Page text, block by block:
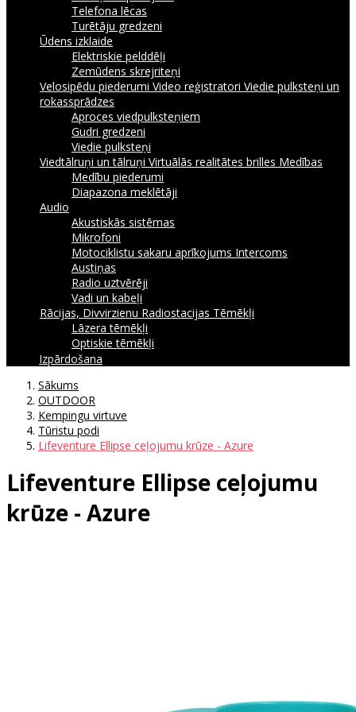
Telefona lēcas
Turētāju gredzeni
Ūdens izklaide
Elektriskie pelddēļi
Zemūdens skrejriteņi
Velosipēdu piederumi Video reģistratori Viedie pulksteņi un
rokassprādzes
Aproces viedpulksteņiem
Gudri gredzeni
Viedie pulksteņi
Viedtālruņi un tālruņi Virtuālās realitātes brilles Medības
Medību piederumi
Diapazona meklētāji
Audio
Akustiskās sistēmas
Mikrofoni
Motociklistu sakaru aprīkojums Intercoms
Austiņas
Radio uztvērēji
Vadi un kabeļi
Rācijas, Divvirzienu Radiostacijas Tēmēkļi
Lāzera tēmēkļi
Optiskie tēmēkļi
Izpārdošana
Sākums
OUTDOOR
Kempingu virtuve
Tūristu podi
Lifeventure Ellipse ceļojumu krūze - Azure
Lifeventure Ellipse ceļojumu
krūze - Azure